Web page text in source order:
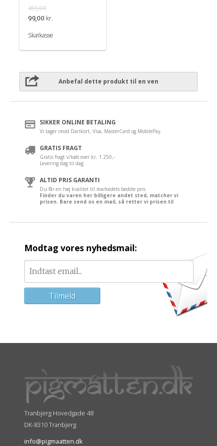
169,00
99,00 kr.
Skatkasse
Anbefal dette produkt til en ven
SIKKER ONLINE BETALING
Vi tager imod Dankort, Visa, MasterCard og MobilePay.
GRATIS FRAGT
Gratis fragt v/køb over kr. 1.250,-
Levering dag til dag.
ALTID PRIS GARANTI
Du får en høj kvalitet til markedets bedste pris.
Finder du varen her billigere andet sted, matcher vi
prisen. Bare send os en mail, så retter vi prisen til
Modtag vores nyhedsmail:
Tranbjerg Hovedgade 48
DK-8310 Tranbjerg
info@pigmaatten.dk